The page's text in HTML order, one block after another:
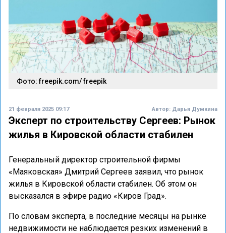
Фото: freepik.com/ freepik
21 февраля 2025 09:17 Автор: Дарья Думкина
Эксперт по строительству Сергеев: Рынок
жилья в Кировской области стабилен
Генеральный директор строительной фирмы
«Маяковская» Дмитрий Сергеев заявил, что рынок
жилья в Кировской области стабилен. Об этом он
высказался в эфире радио «Киров Град».
По словам эксперта, в последние месяцы на рынке
недвижимости не наблюдается резких изменений в